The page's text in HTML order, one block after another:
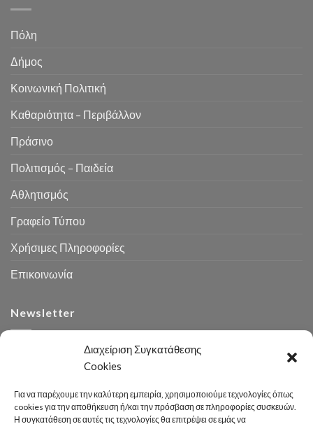
Διαχείριση Συγκατάθεσης
Cookies
Για να παρέχουμε την καλύτερη εμπειρία, χρησιμοποιούμε τεχνολογίες όπως
cookies για την αποθήκευση ή/και την πρόσβαση σε πληροφορίες συσκευών.
Η συγκατάθεση σε αυτές τις τεχνολογίες θα επιτρέψει σε εμάς να
Πόλη
Δήμος
Κοινωνική Πολιτική
Καθαριότητα – Περιβάλλον
Πράσινο
Πολιτισμός – Παιδεία
Αθλητισμός
Γραφείο Τύπου
Χρήσιμες Πληροφορίες
Επικοινωνία
Newsletter